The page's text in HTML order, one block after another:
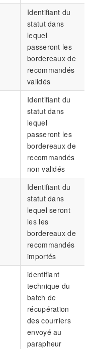
Identifiant du
statut dans
lequel
passeront les
bordereaux de
recommandés
validés
Identifiant du
statut dans
lequel
passeront les
bordereaux de
recommandés
non validés
Identifiant du
statut dans
lequel seront
les les
bordereaux de
recommandés
importés
identifiant
technique du
batch de
récupération
des courriers
envoyé au
parapheur